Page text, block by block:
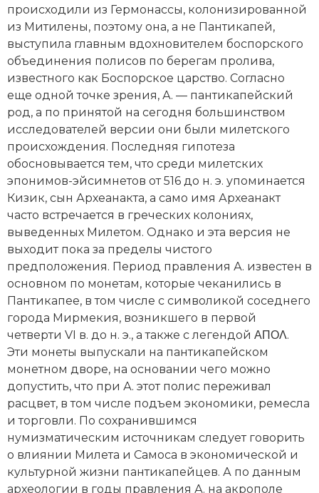
Россия
Северная Америка
Социально-экономическая история
Специальные исторические дисциплины
СССР
Южная Америка
происходили из Гермонассы, колонизированной
из Митилены, поэтому она, а не Пантикапей,
выступила главным вдохновителем боспорского
объединения полисов по берегам пролива,
извест­ного как Боспорское царство. Согласно
еще одной точке зрения, А. — пантикапейский
род, а по принятой на сегодня большинством
исследователей версии они были милетского
происхождения. Последняя гипотеза
обосновывается тем, что среди милетских
эпонимов-эйсимнетов от 516 до н. э. упоминается
Кизик, сын Археанакта, а само имя Археанакт
часто встречается в греческих колониях,
выведенных Милетом. Однако и эта версия не
выходит пока за пределы чистого
предположения. Период правления А. известен в
основном по монетам, которые чеканились в
Пантикапее, в том числе с символикой соседнего
города Мирмекия, возникшего в первой
четверти VI в. до н. э., а также с легендой ΑΠΟΛ.
Эти монеты выпускали на пантикапей­ском
монетном дворе, на основании чего можно
допустить, что при А. этот полис переживал
расцвет, в том числе подъем экономики, ремесла
и торговли. По сохранившимся
нумизматическим источникам следует говорить
о влиянии Милета и Самоса в экономической и
культурной жизни пантикапейцев. А по данным
археологии в годы правления А. на акрополе